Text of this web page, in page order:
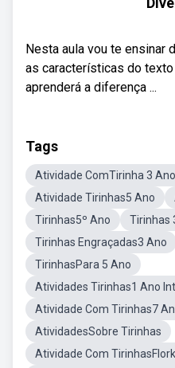
Nesta aula vou te ensinar
as características do
aprenderá a diferença ...
Tags
Atividade ComTirinha 3 Ano
Atividade Tirinhas5 Ano
Tirinhas5º Ano
Tirinhas
Tirinhas Engraçadas3 Ano
TirinhasPara 5 Ano
Atividades Tirinhas1 Ano
Atividade Com Tirinhas7
AtividadesSobre Tirinhas
Atividade Com